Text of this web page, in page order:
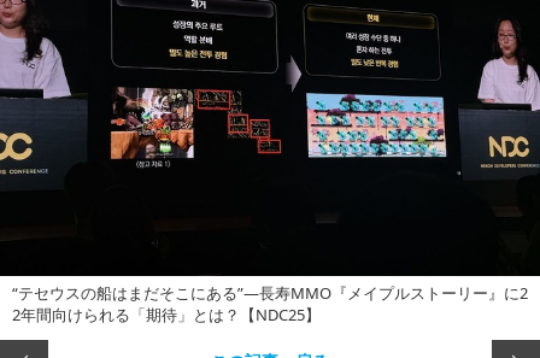
“テセウスの船はまだそこにある”―長寿MMO『メイプルストーリー』に2
2年間向けられる「期待」とは？【NDC25】